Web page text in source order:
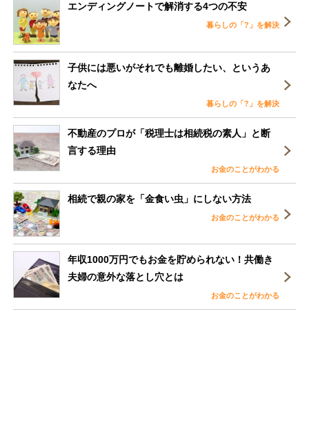
エンディングノートで解消する4つの不安
暮らしの「?」を解決
子供には悪いがそれでも離婚したい、というあ
なたへ
暮らしの「?」を解決
不動産のプロが「税理士は相続税の素人」と断
言する理由
お金のことがわかる
相続で親の家を「金食い虫」にしない方法
お金のことがわかる
年収1000万円でもお金を貯められない！共働き
夫婦の意外な落とし穴とは
お金のことがわかる